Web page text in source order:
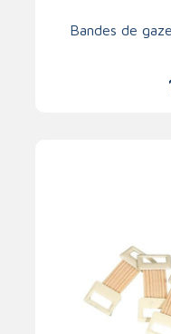
Bandes de